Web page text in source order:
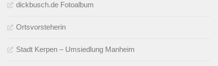
dickbusch.de Fotoalbum
Ortsvorsteherin
Stadt Kerpen – Umsiedlung Manheim